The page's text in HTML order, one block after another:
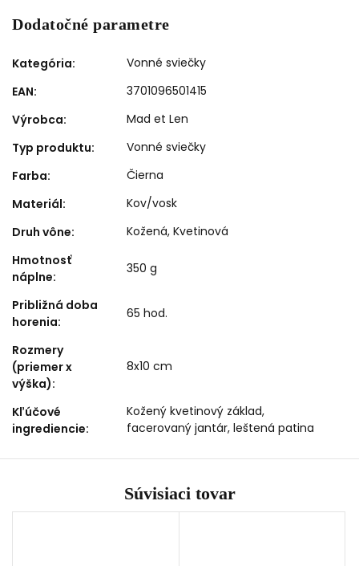
Dodatočné parametre
Kategória:
Vonné sviečky
EAN:
3701096501415
Výrobca:
Mad et Len
Typ produktu:
Vonné sviečky
Farba:
Čierna
Materiál:
Kov/vosk
Druh vône: Kožená, Kvetinová
Hmotnosť
náplne:
350 g
Približná doba
horenia:
65 hod.
Rozmery
(priemer x
výška):
8x10 cm
Kľúčové
ingrediencie:
Kožený kvetinový základ,
facerovaný jantár, leštená patina
Súvisiaci tovar